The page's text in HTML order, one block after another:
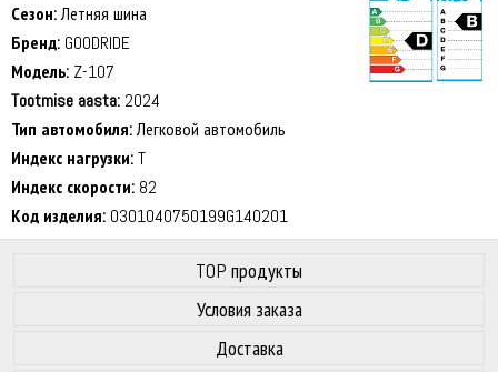
Сезон:Летняя шина
Бренд: GOODRIDE
Модель: Z-107
Tootmise aasta: 2024
Тип автомобиля:Легковой автомобиль
Индекс нагрузки:T
Индекс скорости: 82
Код изделия: 0301040750199G140201
TOP продукты
Условия заказа
Доставка